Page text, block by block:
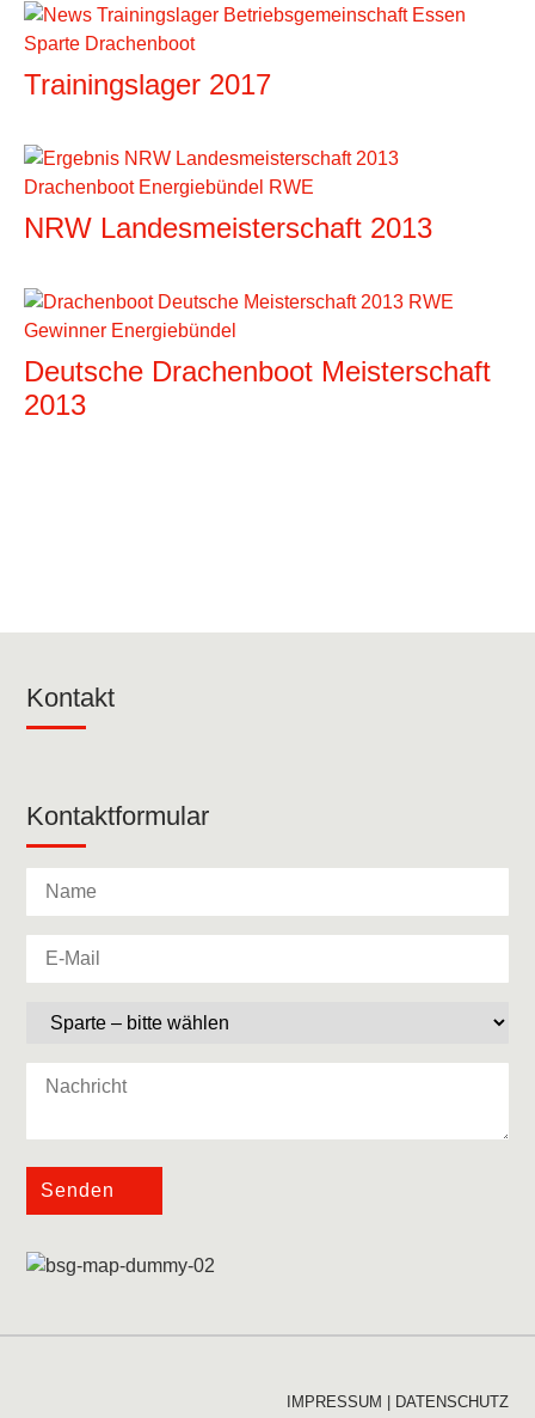
Trainingslager 2017
NRW Landesmeisterschaft 2013
Deutsche Drachenboot Meisterschaft
2013
Kontakt
Kontaktformular
Senden
IMPRESSUM DATENSCHUTZ